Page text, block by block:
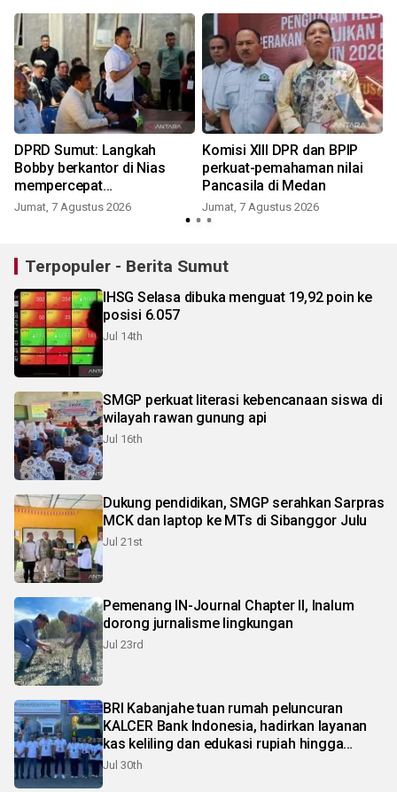
DPRD Sumut: Langkah
Bobby berkantor di Nias
mempercepat
pembangunan
Jumat, 7 Agustus 2026
Komisi XIII DPR dan BPIP
perkuat-pemahaman nilai
Pancasila di Medan
Jumat, 7 Agustus 2026
Terpopuler - Berita Sumut
IHSG Selasa dibuka menguat 19,92 poin ke
posisi 6.057
Jul 14th
SMGP perkuat literasi kebencanaan siswa di
wilayah rawan gunung api
Jul 16th
Dukung pendidikan, SMGP serahkan Sarpras
MCK dan laptop ke MTs di Sibanggor Julu
Jul 21st
Pemenang IN-Journal Chapter II, Inalum
dorong jurnalisme lingkungan
Jul 23rd
BRI Kabanjahe tuan rumah peluncuran
KALCER Bank Indonesia, hadirkan layanan
kas keliling dan edukasi rupiah hingga
pelosok Karo
Jul 30th